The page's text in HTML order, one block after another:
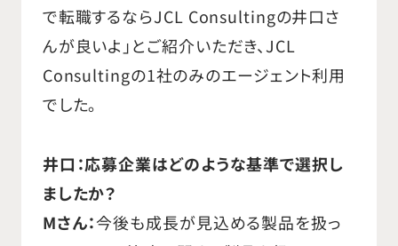
で転職するならJCL Consultingの井口さ
んが良いよ」とご紹介いただき、JCL
Consultingの1社のみのエージェント利用
でした。
井口：応募企業はどのような基準で選択し
ましたか？
Mさん：今後も成長が見込める製品を扱っ